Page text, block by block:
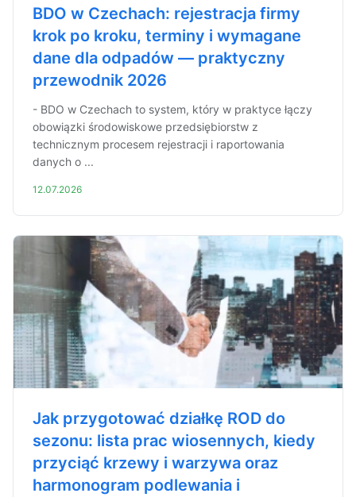
BDO w Czechach: rejestracja firmy
krok po kroku, terminy i wymagane
dane dla odpadów — praktyczny
przewodnik 2026
- BDO w Czechach to system, który w praktyce łączy
obowiązki środowiskowe przedsiębiorstw z
technicznym procesem rejestracji i raportowania
danych o ...
12.07.2026
Jak przygotować działkę ROD do
sezonu: lista prac wiosennych, kiedy
przyciąć krzewy i warzywa oraz
harmonogram podlewania i